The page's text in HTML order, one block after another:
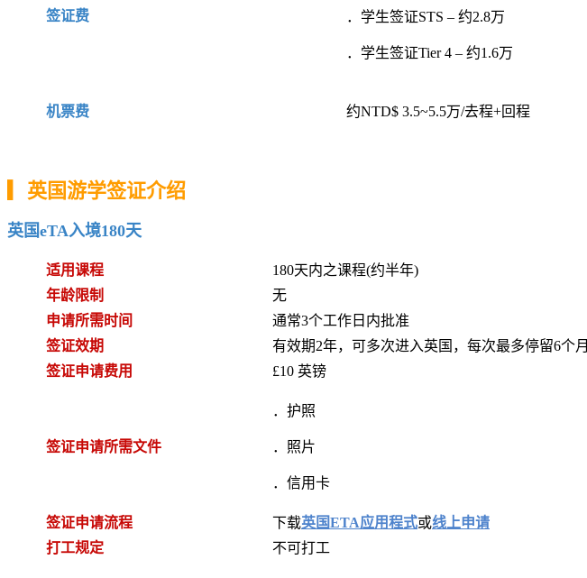
签证费 ．学生签证STS – 约2.8万
．学生签证Tier 4 – 约1.6万
机票费 约NTD$ 3.5~5.5万/去程+回程
▎英国游学签证介绍
英国eTA入境180天
适用课程
180天内之课程(约半年)
年龄限制
无
申请所需时间
通常3个工作日内批准
签证效期
有效期2年，可多次进入英国，每次最多停留6个月
签证申请费用
£10 英镑
签证申请所需文件
． 护照
． 照片
． 信用卡
签证申请流程 下载英国ETA应用程式或线上申请
打工规定
不可打工